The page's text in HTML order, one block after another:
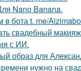
Nano Banana.
в бота t. me/
свадебный
с ИИ.
образ для
нужно на